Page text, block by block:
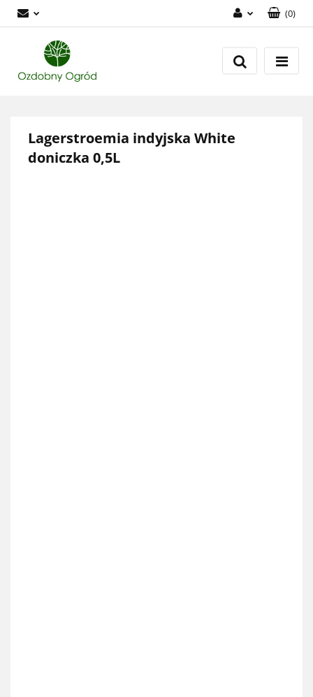
Zaloguj się
Zarejestruj się
(0)
Lagerstroemia indyjska White
doniczka 0,5L